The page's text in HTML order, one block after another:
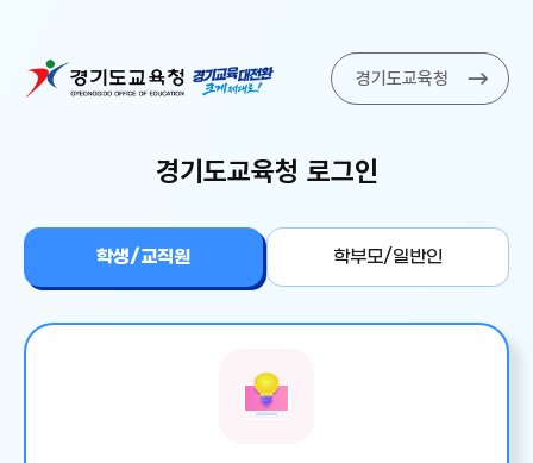
경기도교육청
경기도교육청 로그인
학생/교직원 학부모/일반인